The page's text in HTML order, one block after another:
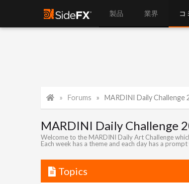
製品 業界 コ
Forums MARDINI Daily Challenge
MARDINI Daily Challenge
Welcome to the MARDINI Daily Art Challenge
Each week has a theme and each day has a
Topics